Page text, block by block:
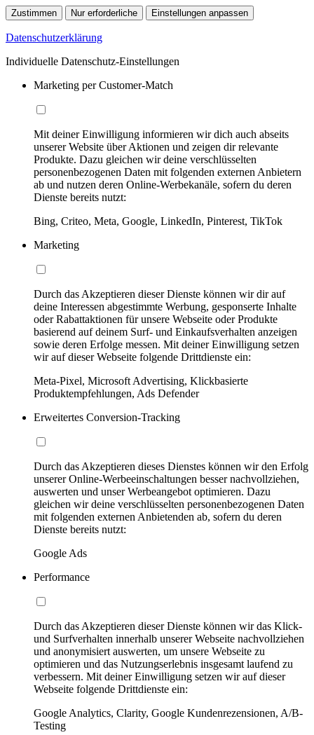
Zustimmen Nur erforderliche Einstellungen anpassen
Datenschutzerklärung
Individuelle Datenschutz-Einstellungen
Marketing per Customer-Match
Mit deiner Einwilligung informieren wir dich auch abseits
unserer Website über Aktionen und zeigen dir relevante
Produkte. Dazu gleichen wir deine verschlüsselten
personenbezogenen Daten mit folgenden externen Anbietern
ab und nutzen deren Online-Werbekanäle, sofern du deren
Dienste bereits nutzt:
Bing, Criteo, Meta, Google, LinkedIn, Pinterest, TikTok
Marketing
Durch das Akzeptieren dieser Dienste können wir dir auf
deine Interessen abgestimmte Werbung, gesponserte Inhalte
oder Rabattaktionen für unsere Webseite oder Produkte
basierend auf deinem Surf- und Einkaufsverhalten anzeigen
sowie deren Erfolge messen. Mit deiner Einwilligung setzen
wir auf dieser Webseite folgende Drittdienste ein:
Meta-Pixel, Microsoft Advertising, Klickbasierte
Produktempfehlungen, Ads Defender
Erweitertes Conversion-Tracking
Durch das Akzeptieren dieses Dienstes können wir den Erfolg
unserer Online-Werbeeinschaltungen besser nachvollziehen,
auswerten und unser Werbeangebot optimieren. Dazu
gleichen wir deine verschlüsselten personenbezogenen Daten
mit folgenden externen Anbietenden ab, sofern du deren
Dienste bereits nutzt:
Google Ads
Performance
Durch das Akzeptieren dieser Dienste können wir das Klick-
und Surfverhalten innerhalb unserer Webseite nachvollziehen
und anonymisiert auswerten, um unsere Webseite zu
optimieren und das Nutzungserlebnis insgesamt laufend zu
verbessern. Mit deiner Einwilligung setzen wir auf dieser
Webseite folgende Drittdienste ein:
Google Analytics, Clarity, Google Kundenrezensionen, A/B-
Testing